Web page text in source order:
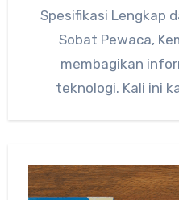
Spesifikasi Lengkap
Sobat Pewaca,
membagikan
teknologi. Kali ini